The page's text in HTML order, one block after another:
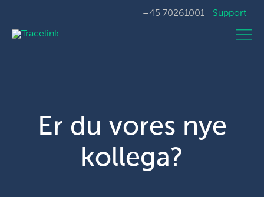
+45 70261001 Support
Er du vores nye
kollega?